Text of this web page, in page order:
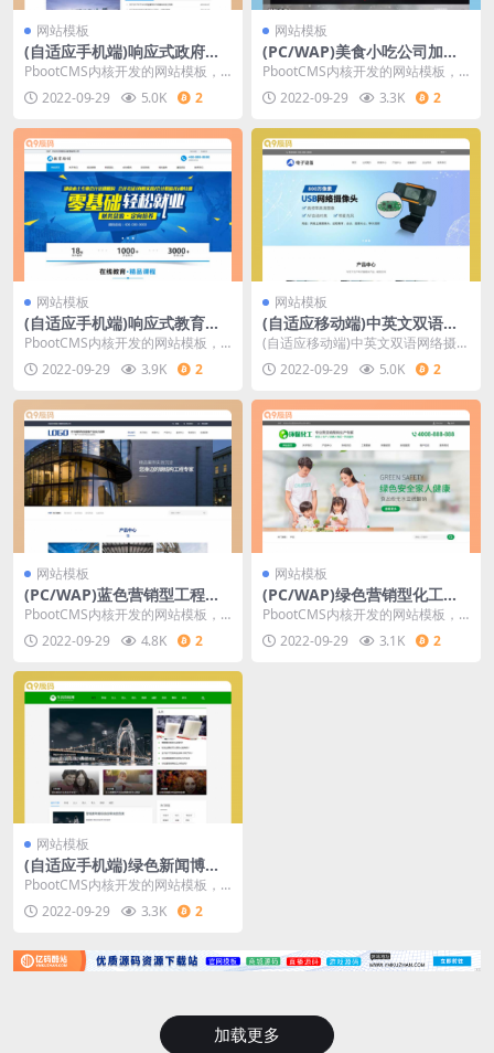
网站模板
(自适应手机端)响应式政府单
位商会协会网站源码 勘察设计
院蓝色网站pbootcms模板
PbootCMS内核开发的网站模板，
该模板适用于政府单位网站、勘察
设计院网站等企
2022-09-29 5.0K 2
网站模板
(PC/WAP)美食小吃公司加盟
网站源码 PBOOTCMS高端餐
饮美食加盟网站模板
PbootCMS内核开发的网站模板，
该模板适用于餐饮美食网站、餐饮
加盟网站等企业
2022-09-29 3.3K 2
网站模板
(自适应手机端)响应式教育培
训机构网站源码 在线教育培训
类网站pbootcms模板
PbootCMS内核开发的网站模板，
该模板适用于教育培训网站、培训
机构网站等企业
2022-09-29 3.9K 2
网站模板
(自适应移动端)中英文双语电
子摄像头设备网站源码 网络摄
像头探头pbootcms网站模板
(自适应移动端)中英文双语网络摄像
头探头pbootcms网站模板 电子摄
像头设备
2022-09-29 5.0K 2
网站模板
(PC/WAP)蓝色营销型工程建
筑基建网站源码 钢结构机械五
PbootCMS内核开发的网站模板，
该模板适用于营销型网站、工程建
筑网站等企业，
2022-09-29 4.8K 2
网站模板
(PC/WAP)绿色营销型化工环
保能源网站源码 化工材料企业
PbootCMS内核开发的网站模板，
该模板适用于化工材料网站、环保
能源网站等企业
2022-09-29 3.1K 2
网站模板
(自适应手机端)绿色新闻博客
网站源码 生活百科资讯文章博
客类网站pbootcms模板
PbootCMS内核开发的网站模板，
该模板适用于生活百科网站、新闻
博客网站等企业
2022-09-29 3.3K 2
加载更多